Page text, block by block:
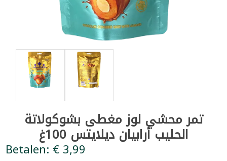
تمر محشي لوز مغطى بشوكولاتة
الحليب أرابيان ديلايتس 100غ
Betalen: € 3,99